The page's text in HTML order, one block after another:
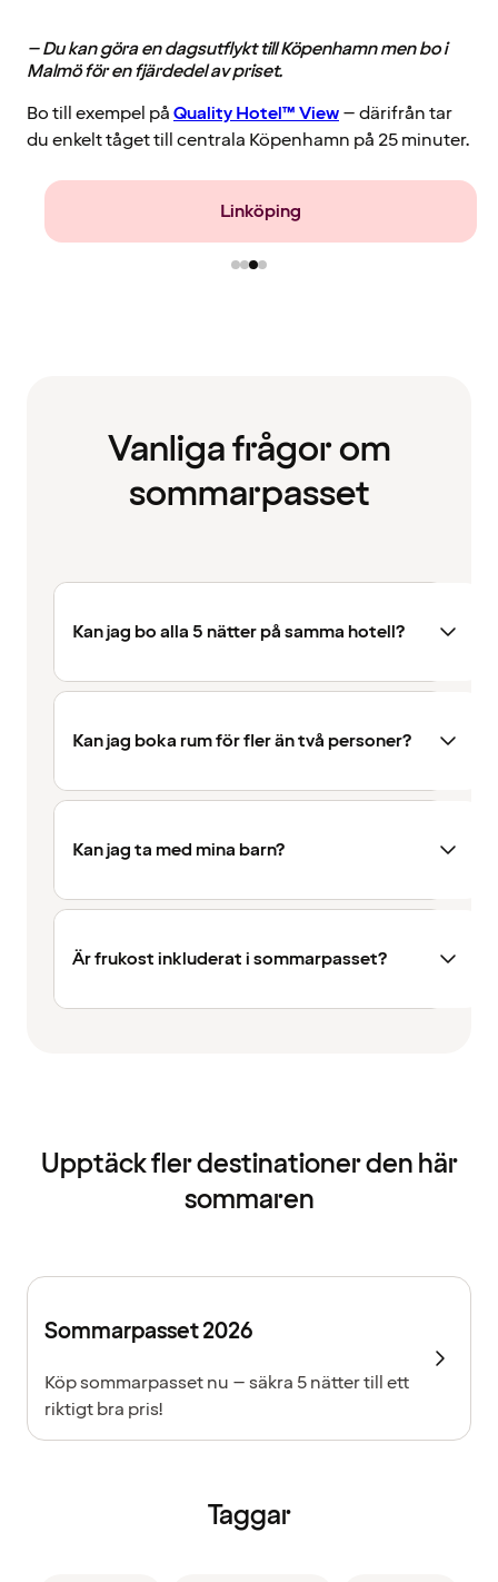
– Du kan göra en dagsutflykt till Köpenhamn men bo i
Malmö för en fjärdedel av priset.
Bo till exempel påQuality Hotel™ View– därifrån tar
du enkelt tåget till centrala Köpenhamn på 25 minuter.
Linköping
Vanliga frågor om
sommarpasset
Kan jag bo alla 5 nätter på samma hotell?
Kan jag boka rum för fler än två personer?
Kan jag ta med mina barn?
Är frukost inkluderat i sommarpasset?
Upptäck fler destinationer den här
sommaren
Sommarpasset 2026
Köp sommarpasset nu – säkra 5 nätter till ett
riktigt bra pris!
Taggar